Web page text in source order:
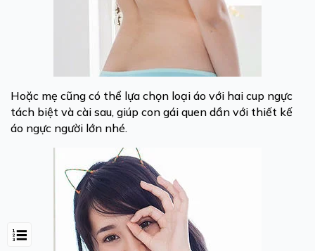
Hoặc mẹ cũng có thể lựa chọn loại áo với hai cup ngực
tách biệt và cài sau, giúp con gái quen dần với thiết kế
áo ngực người lớn nhé.